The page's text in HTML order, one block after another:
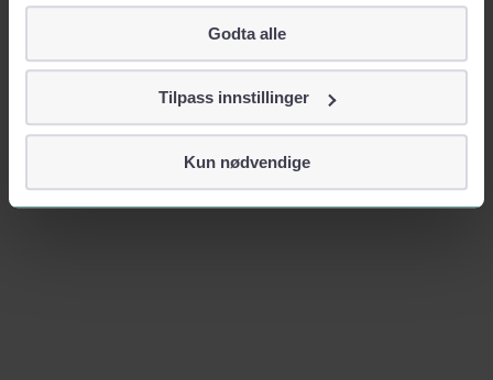
Om informasjonskapsler
Googles retningslinjer for personvern
Vi tar ditt personvern på alvor
identifiserer deg, som navn eller telefonnummer.
Godta alle
Tilpass innstillinger
Kun nødvendige